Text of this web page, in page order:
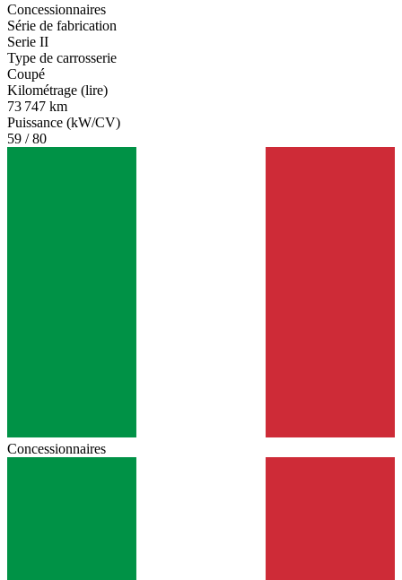
Concessionnaires
Série de fabrication
Serie II
Type de carrosserie
Coupé
Kilométrage (lire)
73 747 km
Puissance (kW/CV)
59 / 80
Concessionnaires